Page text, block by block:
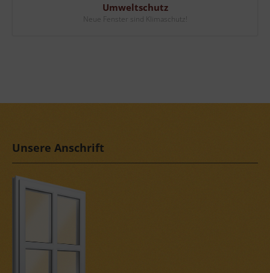
Umweltschutz
Neue Fenster sind Klimaschutz!
Unsere Anschrift